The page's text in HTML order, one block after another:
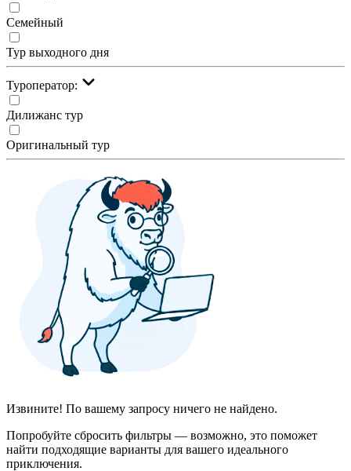
Семейный
Тур выходного дня
Туроператор:
Дилижанс тур
Оригинальный тур
Извините! По вашему запросу ничего не найдено.
Попробуйте сбросить фильтры — возможно, это поможет
найти подходящие варианты для вашего идеального
приключения.